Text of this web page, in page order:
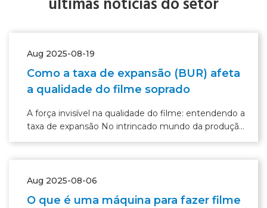
últimas notícias do setor
Aug 2025-08-19
Como a taxa de expansão (BUR) afeta
a qualidade do filme soprado
A força invisível na qualidade do filme: entendendo a
taxa de expansão No intrincado mundo da produção
de filmes soprados, onde as máquinas zumbem e os
Aug 2025-08-06
O que é uma máquina para fazer filme